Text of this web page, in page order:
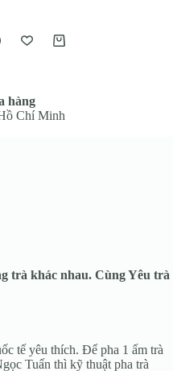
Giỏ
hàng
Chí Minh
trà khác nhau. Cùng Yêu trà
tế yêu thích. Để pha 1 ấm trà
Tuấn thì kỹ thuật pha trà